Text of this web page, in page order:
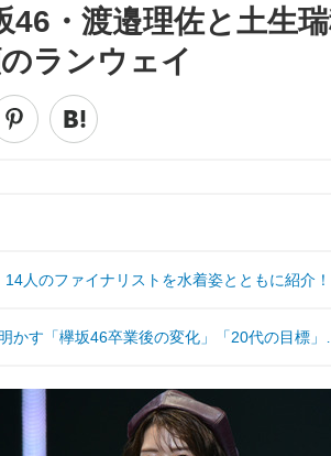
46・渡邉理佐と土生
ランウェイ
人のファイナリストを水着姿とともに紹介！
かす「欅坂46卒業後の変化」「20代の目標